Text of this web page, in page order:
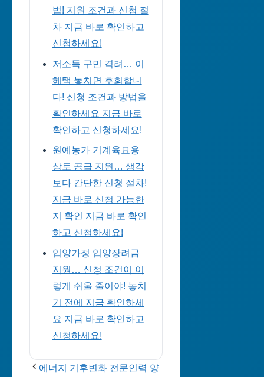
법! 지원 조건과 신청 절
차 지금 바로 확인하고
신청하세요!
저소득 구민 격려… 이
혜택 놓치면 후회합니
다! 신청 조건과 방법을
확인하세요 지금 바로
확인하고 신청하세요!
원예농가 기계육묘용
상토 공급 지원… 생각
보다 간단한 신청 절차!
지금 바로 신청 가능한
지 확인 지금 바로 확인
하고 신청하세요!
입양가정 입양장려금
지원… 신청 조건이 이
렇게 쉬울 줄이야! 놓치
기 전에 지금 확인하세
요 지금 바로 확인하고
신청하세요!
에너지 기후변화 전문인력 양